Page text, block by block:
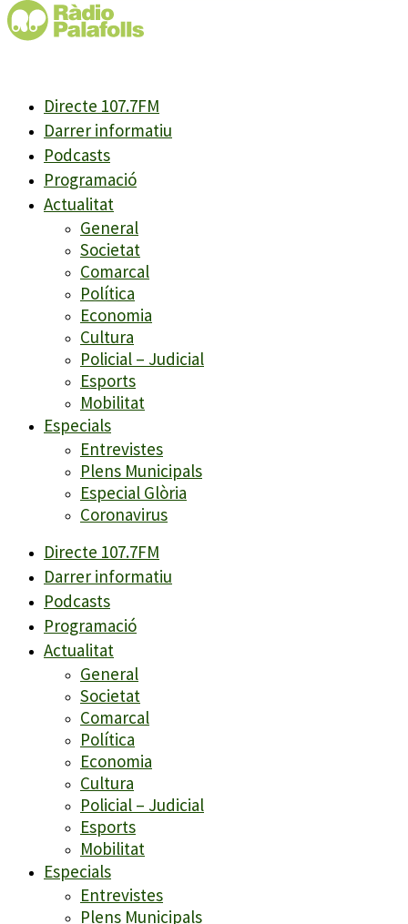
Directe 107.7FM
Darrer informatiu
Podcasts
Programació
Actualitat
General
Societat
Comarcal
Política
Economia
Cultura
Policial – Judicial
Esports
Mobilitat
Especials
Entrevistes
Plens Municipals
Especial Glòria
Coronavirus
Directe 107.7FM
Darrer informatiu
Podcasts
Programació
Actualitat
General
Societat
Comarcal
Política
Economia
Cultura
Policial – Judicial
Esports
Mobilitat
Especials
Entrevistes
Plens Municipals